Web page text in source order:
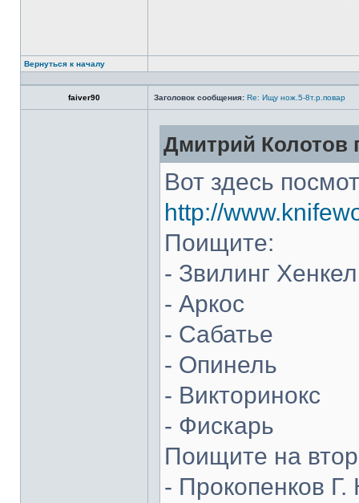
Вернуться к началу
faiver90 Заголовок сообщения: Re: Ищу нож.5-8т.р.повар
Дмитрий Колотов
Вот здесь
http://
Поищите:
- Звилинг
- Аркос
- Сабатье
- Опинель
- Викторинокс
- Фискарь
Поищите на
- Прокопенков Г.